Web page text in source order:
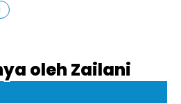
oleh Zailani